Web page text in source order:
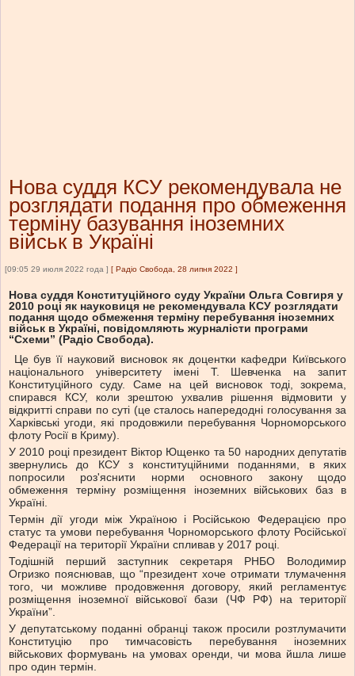
Нова суддя КСУ рекомендувала не
розглядати подання про обмеження
терміну базування іноземних
військ в Україні
[09:05 29 июля 2022 года ] [ Радіо Свобода, 28 липня 2022 ]
Нова суддя Конституційного суду України Ольга Совгиря у
2010 році як науковиця не рекомендувала КСУ розглядати
подання щодо обмеження терміну перебування іноземних
військ в Україні, повідомляють журналісти програми
“Схеми” (Радіо Свобода).
Це був її науковий висновок як доцентки кафедри Київського
національного університету імені Т. Шевченка на запит
Конституційного суду. Саме на цей висновок тоді, зокрема,
спирався КСУ, коли зрештою ухвалив рішення відмовити у
відкритті справи по суті (це сталось напередодні голосування за
Харківські угоди, які продовжили перебування Чорноморського
флоту Росії в Криму).
У 2010 році президент Віктор Ющенко та 50 народних депутатів
звернулись до КСУ з конституційними поданнями, в яких
попросили роз'яснити норми основного закону щодо
обмеження терміну розміщення іноземних військових баз в
Україні.
Термін дії угоди між Україною і Російською Федерацією про
статус та умови перебування Чорноморського флоту Російської
Федерації на території України спливав у 2017 році.
Тодішній перший заступник секретаря РНБО Володимир
Огризко пояснював, що “президент хоче отримати тлумачення
того, чи можливе продовження договору, який регламентує
розміщення іноземної військової бази (ЧФ РФ) на території
України”.
У депутатському поданні обранці також просили розтлумачити
Конституцію про тимчасовість перебування іноземних
військових формувань на умовах оренди, чи мова йшла лише
про один термін.